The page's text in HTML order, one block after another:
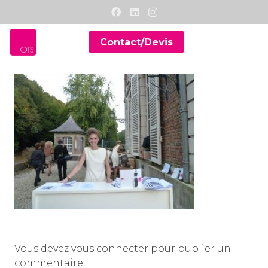
Contact/Devis
Vous devez vous connecter pour publier un
commentaire.